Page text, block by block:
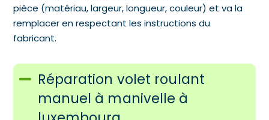
pièce (matériau, largeur, longueur, couleur) et va la
remplacer en respectant les instructions du
fabricant.
Réparation volet roulant
manuel à manivelle à